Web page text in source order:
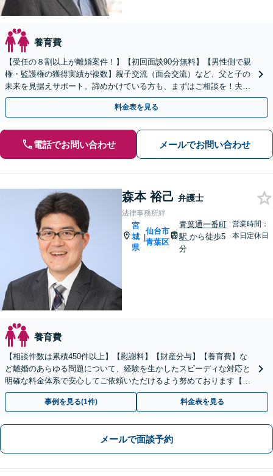
養育費
【受任の８割以上が離婚案件！】【初回面談90分無料】【男性側で親
権・監護権の獲得実績が複数】親子交流（面会交流）など、父と子の
未来を見据えサポート。諦めかけている方も、まずはご相談を！夫婦
カウンセラー・公認会計士資格あり【WEB面談可】
料金表を見る
電話でお問い合わせ メールでお問い合わせ
森本 裕己 弁護士
法律事務所絆
宮
城
県
|
仙台市
青葉区
青葉通一番町
駅 から徒歩5
分
営業時間：
本日定休日
養育費
【相談件数は累積450件以上】【慰謝料】【財産分与】【養育費】な
ど離婚のあらゆる問題について、経験を生かしたスピーディな対応と
明確な料金体系で安心してご依頼いただけるよう努めております【弁
護士経験15年以上】
事例を見る(1件) 料金表を見る
メールで面談予約